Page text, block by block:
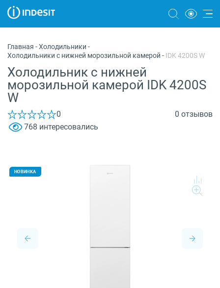
Морозильные камеры
Стиральные и сушильные машины
Посудомоечные машины
Плиты
Технологии
Сервис
Главная -Холодильники -
Холодильники с нижней морозильной камерой - IDK 4200S W
Холодильник с нижней
морозильной камерой IDK 4200S
W
0
0 отзывов
768 интересовались
НОВИНКА